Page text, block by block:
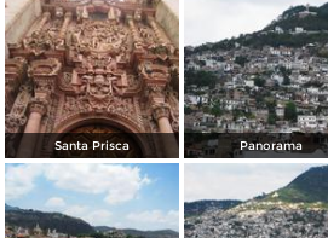
Santa Prisca Panorama